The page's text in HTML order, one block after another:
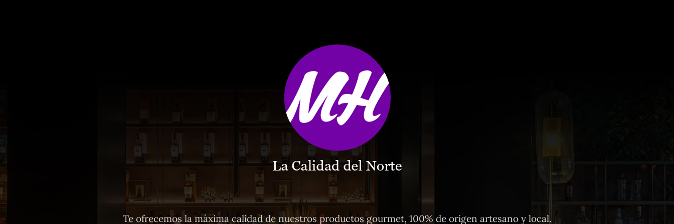
Te ofrecemos la máxima calidad de nuestros productos gourmet, 100% de origen artesano y local.